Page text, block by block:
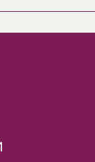
1. אופים